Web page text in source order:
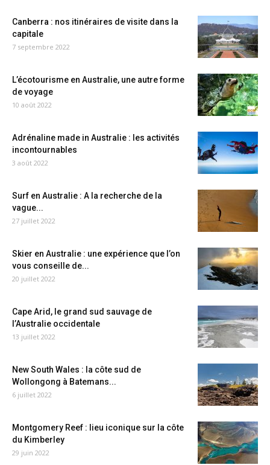
Canberra : nos itinéraires de visite dans la
capitale
7 septembre 2022
L’écotourisme en Australie, une autre forme
de voyage
10 août 2022
Adrénaline made in Australie : les activités
incontournables
3 août 2022
Surf en Australie : A la recherche de la
vague...
27 juillet 2022
Skier en Australie : une expérience que l’on
vous conseille de...
20 juillet 2022
Cape Arid, le grand sud sauvage de
l’Australie occidentale
13 juillet 2022
New South Wales : la côte sud de
Wollongong à Batemans...
6 juillet 2022
Montgomery Reef : lieu iconique sur la côte
du Kimberley
29 juin 2022